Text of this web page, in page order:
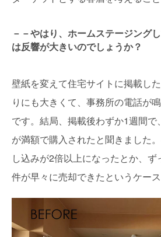
－－やはり、ホームステージング
は反響が大きいのでしょうか？
壁紙を変えて住宅サイトに掲載し
りにも大きくて、事務所の電話が
です。結局、掲載後わずか1週間
が満額で購入されたと聞きました
し込みが2倍以上になったとか、
件が早々に売却できたというケース